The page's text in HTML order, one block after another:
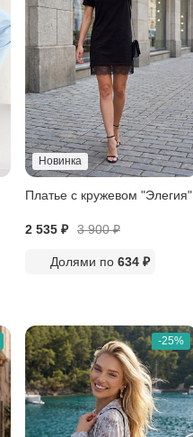
Новинка
Платье с кружевом "Элегия"
2 535 ₽ 3 900₽
Долями по 634 ₽
-25%